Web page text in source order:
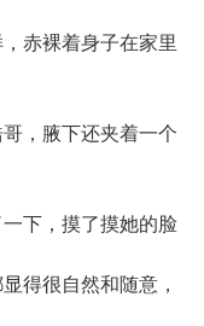
赤裸着身子在家里
，腋下还夹着一个
下，摸了摸她的脸
得很自然和随意，